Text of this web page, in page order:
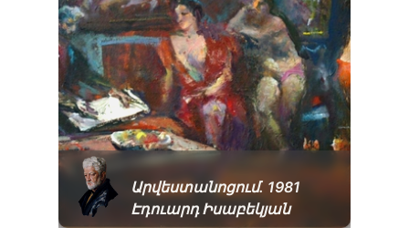
Արվեստանոցում. 1981
Էդուարդ Իսաբեկյան